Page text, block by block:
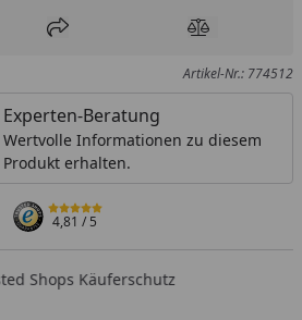
Wunschliste hinzufügen
Teilen Produkt
Artikel-Nr.: 774512
Experten-Beratung
Wertvolle Informationen zu diesem
Produkt erhalten.
4,81/ 5
Shops Käuferschutz